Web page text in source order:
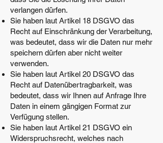
verlangen dürfen.
Sie haben laut Artikel 18 DSGVO das
Recht auf Einschränkung der Verarbeitung,
was bedeutet, dass wir die Daten nur mehr
speichern dürfen aber nicht weiter
verwenden.
Sie haben laut Artikel 20 DSGVO das
Recht auf Datenübertragbarkeit, was
bedeutet, dass wir Ihnen auf Anfrage Ihre
Daten in einem gängigen Format zur
Verfügung stellen.
Sie haben laut Artikel 21 DSGVO ein
Widerspruchsrecht, welches nach